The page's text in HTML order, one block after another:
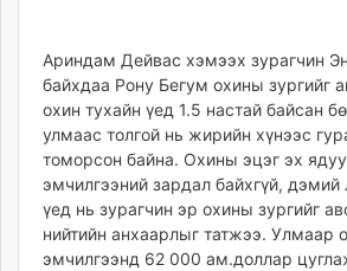
ikon.mn
mnb.mn
Livetv.mn
Eguur.mn
24tsag.mn
shuud.mn
eagle.mn
12:35:41
01:03:28
Ариндам Дейвас хэмээх зурагчин
байхдаа Рону Бегум охины зургийг авсан байна. Рону
охин тухайн үед 1.5 настай байсан бөгөөд
улмаас толгой нь жирийн хүнээс
томорсон байна. Охины эцэг эх
эмчилгээний зардал байхгүй,
үед нь зурагчин эр охины зургийг
нийтийн анхаарлыг татжээ. Улмаар
эмчилгээнд 62 000 ам.доллар цуглаж, 10 удаагийн